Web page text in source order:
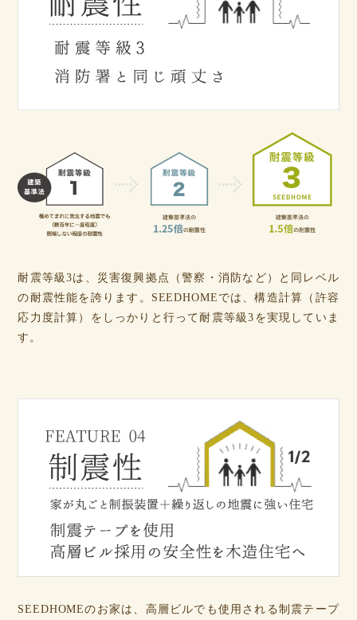
耐震等級3は、災害復興拠点（警察・消防など）と同レベル
の耐震性能を誇ります。SEEDHOMEでは、構造計算（許容
応力度計算）をしっかりと行って耐震等級3を実現していま
す。
SEEDHOMEのお家は、高層ビルでも使用される制震テープ